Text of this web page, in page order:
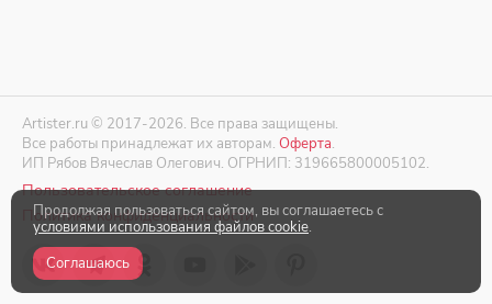
Artister.ru © 2017-2026. Все права защищены.
Все работы принадлежат их авторам. Оферта.
ИП Рябов Вячеслав Олегович. ОГРНИП: 319665800005102.
Пользовательское соглашение
Политика конфиденциальности
Продолжая пользоваться сайтом, вы соглашаетесь с
условиями использования файлов cookie.
Соглашаюсь